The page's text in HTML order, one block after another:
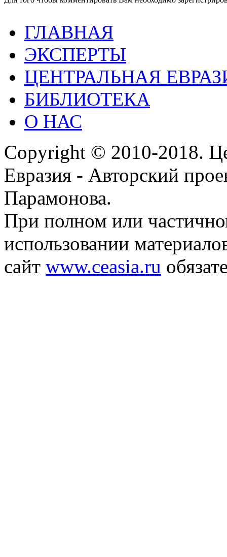
ГЛАВНАЯ
ЭКСПЕРТЫ
ЦЕНТРАЛЬНАЯ
БИБЛИОТЕКА
О НАС
Copyright © 2010-2018.
Евразия - Авторский
Парамонова.
При полном или
использовании
сайт www.ceasia.ru